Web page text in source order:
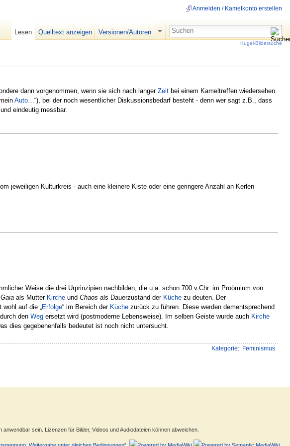
dann vorgenommen, wenn sie sich nach langerZeit bei einem Kameltreffen wiedersehen.
mein Auto …“), bei der noch wesentlicher Diskussionsbedarf besteht - denn wer sagt z.B., dass
eindeutig messbar.
jeweiligen Kulturkreis - auch eine kleinere Kiste oder eine geringere Anzahl an Kerlen
Weise die drei Urprinzipien nachbilden, die u.a. schon 700 v.Chr. im Proömium von
Gaia als Mutter Kirche und Chaos als Dauerzustand der Küche zu deuten. Der
auf die „Erfolge“ im Bereich der Küche zurück zu führen. Diese werden dementsprechend
durch den Weg ersetzt wird (postmoderne Lebensweise). Im selben Geiste wurde auch Kirche
dies gegebenenfalls bedeutet ist noch nicht untersucht.
Kategorie: Feminismus
Anmelden / Kamelkonto erstellen
Lesen Quelltext anzeigen Versionen/Autoren
Kugel-Bildersuche
sein. Lizenzen für Bilder, Videos und Audiodateien können abweichen.